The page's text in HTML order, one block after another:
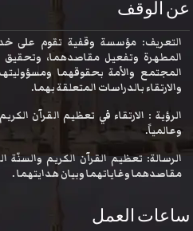
عن الوقف
التعريف: مؤسسة وقفية تقوم على
المطهرة وتفعيل مقاصدهما، وتحقيق
المجتمع والأمة بحقوقهما
والارتقاء بالدراسات المتعلقة بهما.
الرؤية : الارتقاء في تعظيم القرآن
وعالمياً.
الرسالة: تعظيم القرآن الكريم والسنّة
مقاصدهما وغاياتهما وبيان هدايتهما .
ساعات العمل